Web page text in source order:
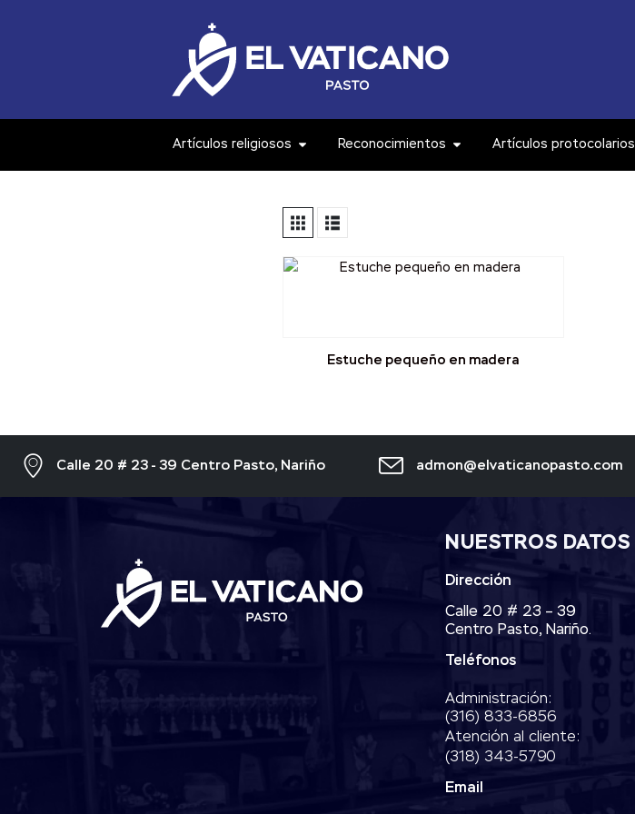
Artículos religiosos Reconocimientos Artículos protocolarios
Estuche pequeño en madera
Calle 20 # 23 - 39 Centro Pasto, Nariño admon@elvaticanopasto.com
NUESTROS DATOS
Dirección
Calle 20 # 23 – 39
Centro Pasto, Nariño.
Teléfonos
Administración:
‭(316) 833-6856‬
Atención al cliente:
(318) 343-5790‬
Email